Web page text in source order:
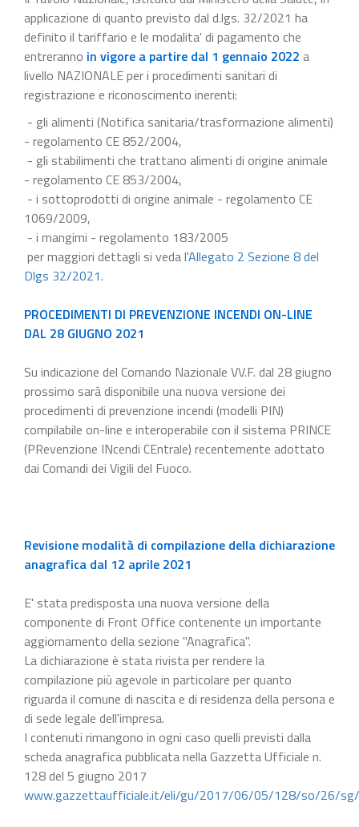
applicazione di quanto previsto dal d.lgs. 32/2021 ha
definito il tariffario e le modalita' di pagamento che
entreranno in vigore a partire dal 1 gennaio 2022 a
livello NAZIONALE per i procedimenti sanitari di
registrazione e riconoscimento inerenti:
- gli alimenti (Notifica sanitaria/trasformazione alimenti)
- regolamento CE 852/2004,
- gli stabilimenti che trattano alimenti di origine animale
- regolamento CE 853/2004,
- i sottoprodotti di origine animale - regolamento CE
1069/2009,
- i mangimi - regolamento 183/2005
per maggiori dettagli si veda l'Allegato 2 Sezione 8 del
Dlgs 32/2021.
PROCEDIMENTI DI PREVENZIONE INCENDI ON-LINE
DAL 28 GIUGNO 2021
Su indicazione del Comando Nazionale VV.F. dal 28 giugno
prossimo sarà disponibile una nuova versione dei
procedimenti di prevenzione incendi (modelli PIN)
compilabile on-line e interoperabile con il sistema PRINCE
(PRevenzione INcendi CEntrale) recentemente adottato
dai Comandi dei Vigili del Fuoco.
Revisione modalità di compilazione della dichiarazione
anagrafica dal 12 aprile 2021
E' stata predisposta una nuova versione della
componente di Front Office contenente un importante
aggiornamento della sezione "Anagrafica".
La dichiarazione è stata rivista per rendere la
compilazione più agevole in particolare per quanto
riguarda il comune di nascita e di residenza della persona e
di sede legale dell'impresa.
I contenuti rimangono in ogni caso quelli previsti dalla
scheda anagrafica pubblicata nella Gazzetta Ufficiale n.
128 del 5 giugno 2017
www.gazzettaufficiale.it/eli/gu/2017/06/05/128/so/26/